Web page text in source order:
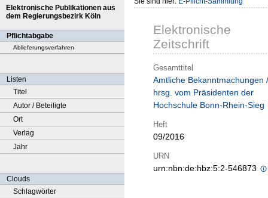
Elektronische Publikationen aus
dem Regierungsbezirk Köln
Pflichtabgabe
Ablieferungsverfahren
Listen
Titel
Autor / Beteiligte
Ort
Verlag
Jahr
Clouds
Schlagwörter
Elektronische
Zeitschrift
Gesamttitel
Amtliche Bekanntmachungen /
hrsg. vom Präsidenten der
Hochschule Bonn-Rhein-Sieg
Heft
09/2016
URN
urn:nbn:de:hbz:5:2-546873